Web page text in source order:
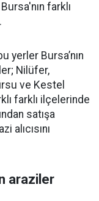
farklı
yerler Bursa’nın
Nilüfer,
ve Kestel
farklı ilçelerinde
satışa
alıcısını
araziler